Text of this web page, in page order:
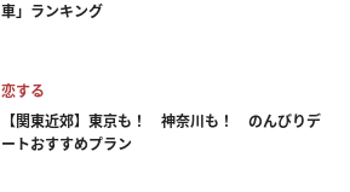
車」ランキング
恋する
【関東近郊】東京も！ 神奈川も！ のんびりデ
ートおすすめプラン